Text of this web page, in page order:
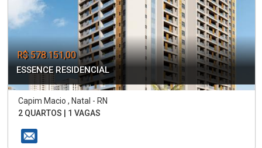
R$ 578.151,00
ESSENCE RESIDENCIAL
Capim Macio , Natal - RN
2 QUARTOS | 1 VAGAS